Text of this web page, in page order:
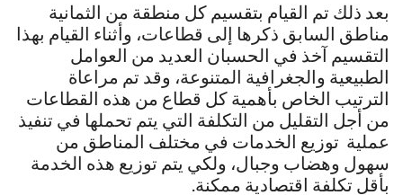
بعد ذلك تم القيام بتقسيم كل منطقة من الثمانية
مناطق السابق ذكرها إلى قطاعات، وأثناء القيام بهذا
التقسيم آخذ في الحسبان العديد من العوامل
الطبيعية والجغرافية المتنوعة، وقد تم مراعاة
الترتيب الخاص بأهمية كل قطاع من هذه القطاعات
من أجل التقليل من التكلفة التي يتم تحملها في تنفيذ
عملية توزيع الخدمات في مختلف المناطق من
سهول وهضاب وجبال، ولكي يتم توزيع هذه الخدمة
بأقل تكلفة اقتصادية ممكنة.